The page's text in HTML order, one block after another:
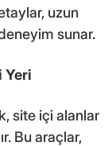
uzun
sunar.
Yeri
site içi alanlar
Bu araçlar,